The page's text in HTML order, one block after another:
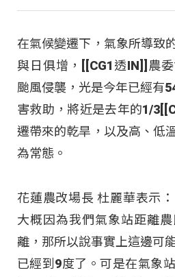
在氣候變遷下，氣象所導致
與日俱增，[[CG1透IN]]農
颱風侵襲，光是今年已經有
害救助，將近是去年的1/
遷帶來的乾旱，以及高、低
為常態。
花蓮農改場長 杜麗華表示
大概因為我們氣象站距離
離，那所以說事實上這邊可
已經到9度了。可是在氣象